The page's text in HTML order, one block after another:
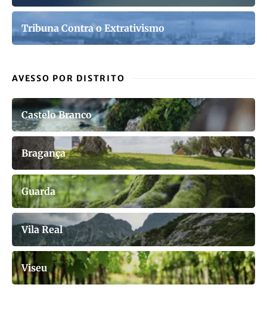
Tribuna Contra o Extrativismo
AVESSO POR DISTRITO
Castelo Branco
Bragança
Guarda
Vila Real
Viseu